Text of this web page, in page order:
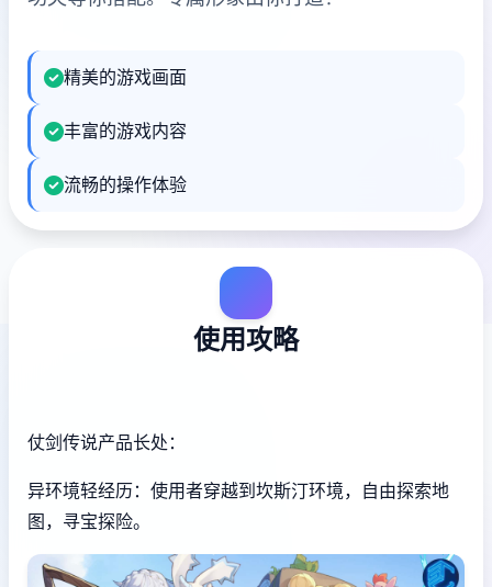
精美的游戏画面
丰富的游戏内容
流畅的操作体验
使用攻略
仗剑传说产品长处：
异环境轻经历：使用者穿越到坎斯汀环境，自由探索地
图，寻宝探险。